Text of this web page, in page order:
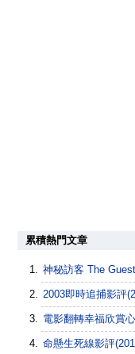
累積熱門文章
神秘訪客 The
2003即時追捕影評
電影翻轉幸福欣賞
命懸生死線影評